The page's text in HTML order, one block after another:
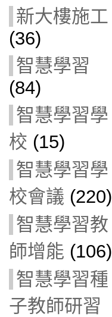
新大樓施工
(36)
智慧學習
(84)
智慧學習學
校 (15)
智慧學習學
校會議 (220)
智慧學習教
師增能 (106)
智慧學習種
子教師研習